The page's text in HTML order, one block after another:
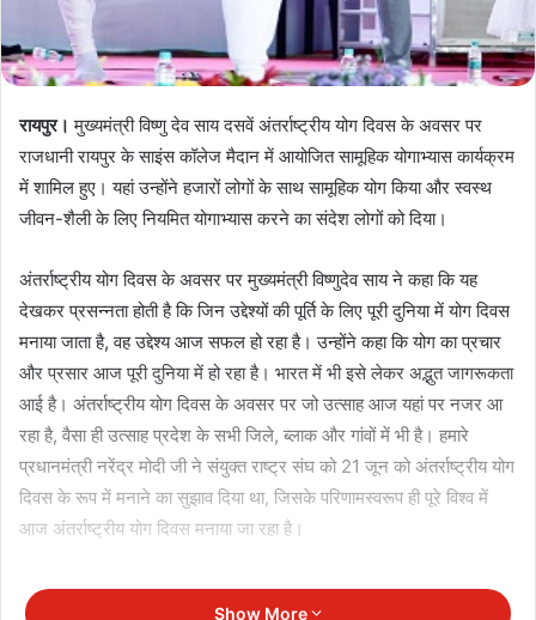
रायपुर। मुख्यमंत्री विष्णु देव साय दसवें अंतर्राष्ट्रीय योग दिवस के अवसर पर
राजधानी रायपुर के साइंस कॉलेज मैदान में आयोजित सामूहिक योगाभ्यास कार्यक्रम
में शामिल हुए। यहां उन्होंने हजारों लोगों के साथ सामूहिक योग किया और स्वस्थ
जीवन-शैली के लिए नियमित योगाभ्यास करने का संदेश लोगों को दिया।
अंतर्राष्ट्रीय योग दिवस के अवसर पर मुख्यमंत्री विष्णुदेव साय ने कहा कि यह
देखकर प्रसन्नता होती है कि जिन उद्देश्यों की पूर्ति के लिए पूरी दुनिया में योग दिवस
मनाया जाता है, वह उद्देश्य आज सफल हो रहा है। उन्होंने कहा कि योग का प्रचार
और प्रसार आज पूरी दुनिया में हो रहा है। भारत में भी इसे लेकर अद्भुत जागरूकता
आई है। अंतर्राष्ट्रीय योग दिवस के अवसर पर जो उत्साह आज यहां पर नजर आ
रहा है, वैसा ही उत्साह प्रदेश के सभी जिले, ब्लाक और गांवों में भी है। हमारे
प्रधानमंत्री नरेंद्र मोदी जी ने संयुक्त राष्ट्र संघ को 21 जून को अंतर्राष्ट्रीय योग
दिवस के रूप में मनाने का सुझाव दिया था, जिसके परिणामस्वरूप ही पूरे विश्व में
आज अंतर्राष्ट्रीय योग दिवस मनाया जा रहा है।
Show More